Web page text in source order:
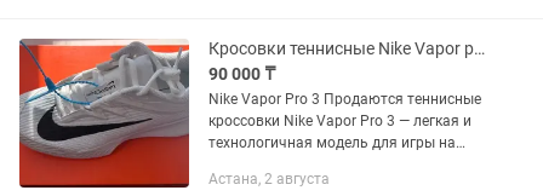
Кросовки теннисные Nike Vapor pro 3
90 000 ₸
Nike Vapor Pro 3 Продаются теннисные
кроссовки Nike Vapor Pro 3 — легкая и
технологичная модель для игры на
для быстрых перемещений по корту
Астана, 2 августа